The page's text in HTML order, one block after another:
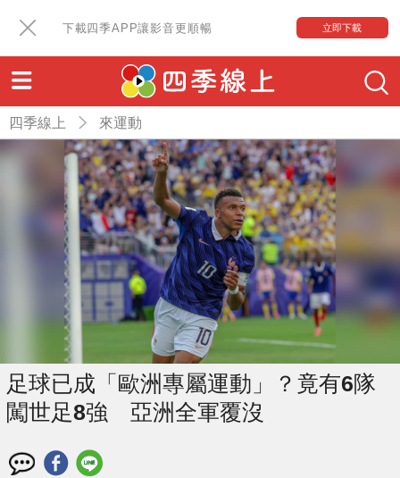
下載四季APP讓影音更順暢 立即下載
四季線上 來運動
足球已成「歐洲專屬運動」？竟有6隊
闖世足8強 亞洲全軍覆沒